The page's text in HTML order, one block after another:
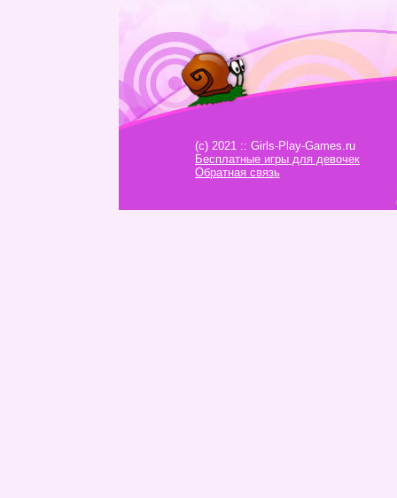
(c) 2021 :: Girls-Play-Games.ru
Бесплатные игры для девочек
Обратная связь